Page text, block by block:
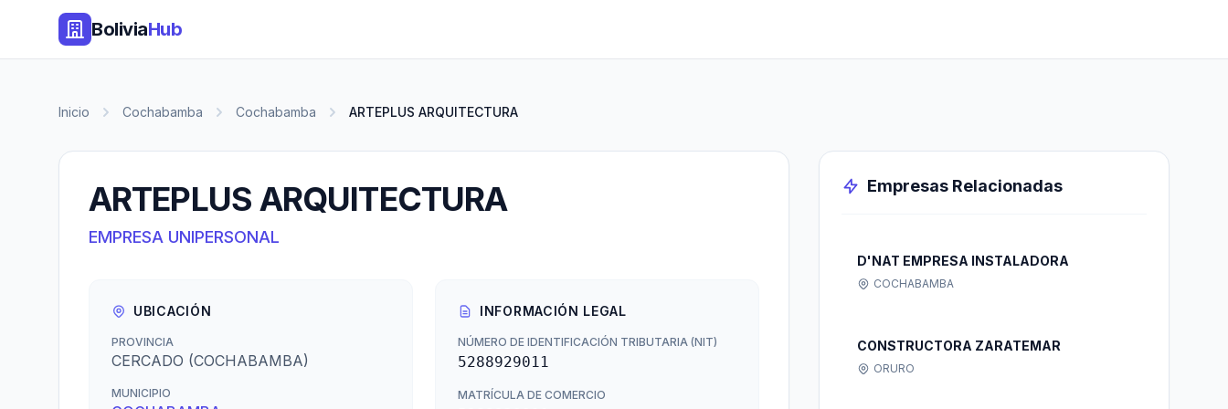
BoliviaHub
Inicio Cochabamba Cochabamba ARTEPLUS ARQUITECTURA
ARTEPLUS ARQUITECTURA
EMPRESA UNIPERSONAL
UBICACIÓN
PROVINCIA
CERCADO (COCHABAMBA)
MUNICIPIO
INFORMACIÓN LEGAL
NÚMERO DE IDENTIFICACIÓN TRIBUTARIA (NIT)
5288929011
MATRÍCULA DE COMERCIO
Empresas Relacionadas
D'NAT EMPRESA INSTALADORA
COCHABAMBA
CONSTRUCTORA ZARATEMAR
ORURO